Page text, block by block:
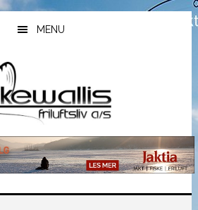
MENU